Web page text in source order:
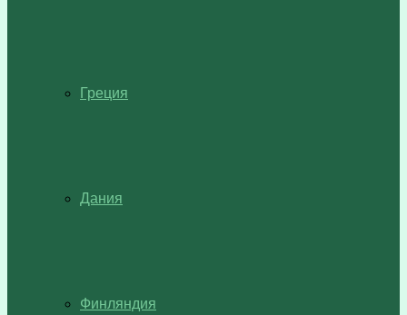
Греция
Дания
Финляндия